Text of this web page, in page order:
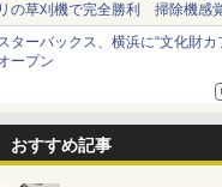
の草刈機で完全勝利 掃除機感
ターバックス、横浜に“文化財カ
ープン
おすすめ記事